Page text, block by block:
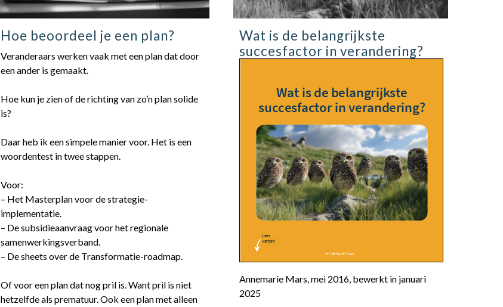
Hoe beoordeel je een plan?
Veranderaars werken vaak met een plan dat door
een ander is gemaakt.
Hoe kun je zien of de richting van zo’n plan solide
is?
Daar heb ik een simpele manier voor. Het is een
woordentest in twee stappen.
Voor:
– Het Masterplan voor de strategie-
implementatie.
– De subsidieaanvraag voor het regionale
samenwerkingsverband.
– De sheets over de Transformatie-roadmap.
Of voor een plan dat nog pril is. Want pril is niet
hetzelfde als prematuur. Ook een plan met alleen
Wat is de belangrijkste
succesfactor in verandering?
Annemarie Mars, mei 2016, bewerkt in januari
2025